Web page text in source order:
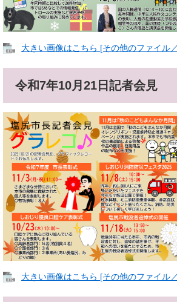
大きい画像はこちら [その他のファイル
令和7年10月21日記者会見
大きい画像はこちら [その他のファイル